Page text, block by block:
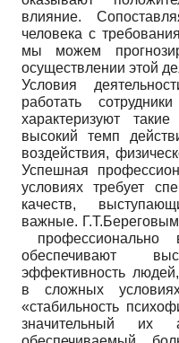
влияние.
человека с
мы можем
осуществлении этой
Условия
работать
характеризуют
высокий темп
воздействия,
Успешная
условиях требует
качеств,
важные.
профессионально
обеспечивают
эффективность
в сложных
«стабильность
значительный их